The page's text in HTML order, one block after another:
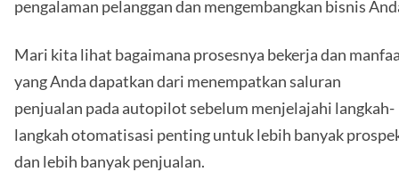
pengalaman pelanggan dan mengembangkan bisnis
Mari kita lihat bagaimana prosesnya bekerja dan
yang Anda dapatkan dari menempatkan saluran
penjualan pada autopilot sebelum menjelajahi langkah-
langkah otomatisasi penting untuk lebih banyak
dan lebih banyak penjualan.